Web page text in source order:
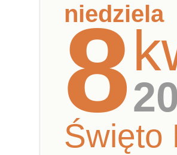
niedziela
8
Święto